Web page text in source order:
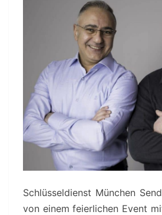
Schlüsseldienst München
von einem feierlichen Event